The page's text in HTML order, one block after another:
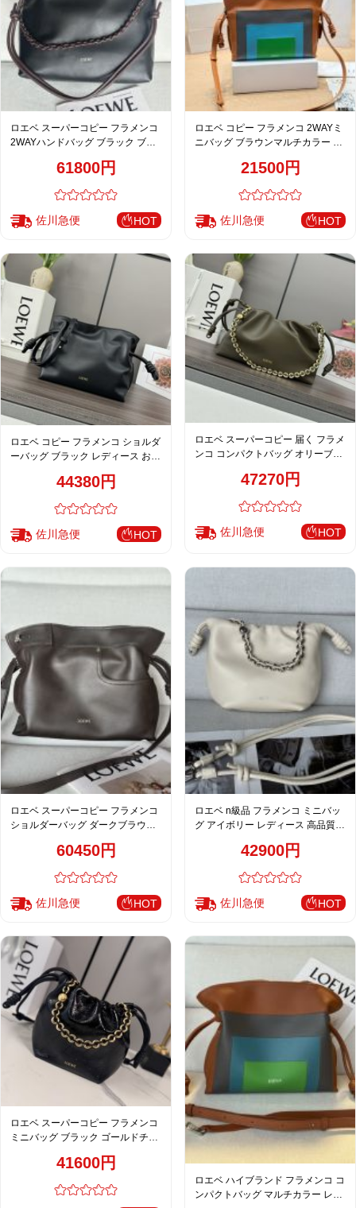
ロエベ スーパーコピー フラメンコ
2WAYハンドバッグ ブラック ブラ
61800円
佐川急便 HOT
ロエベ コピー フラメンコ 2WAYミ
ニバッグ ブラウンマルチカラー 新
21500円
佐川急便 HOT
ロエベ コピー フラメンコ ショルダ
ーバッグ ブラック レディース おす
44380円
佐川急便 HOT
ロエベ スーパーコピー 届く フラメ
ンコ コンパクトバッグ オリーブブ
47270円
佐川急便 HOT
ロエベ スーパーコピー フラメンコ
ショルダーバッグ ダークブラウン
60450円
佐川急便 HOT
ロエベ n級品 フラメンコ ミニバッ
グ アイボリー レディース 高品質レ
42900円
佐川急便 HOT
ロエベ スーパーコピー フラメンコ
ミニバッグ ブラック ゴールドチェ
41600円
ロエベ ハイブランド フラメンコ コ
ンパクトバッグ マルチカラー レザ